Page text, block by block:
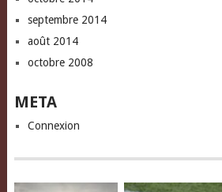
septembre 2014
août 2014
octobre 2008
META
Connexion